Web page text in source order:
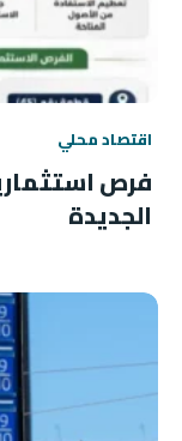
اقتصاد محلي
فرص
الجديدة